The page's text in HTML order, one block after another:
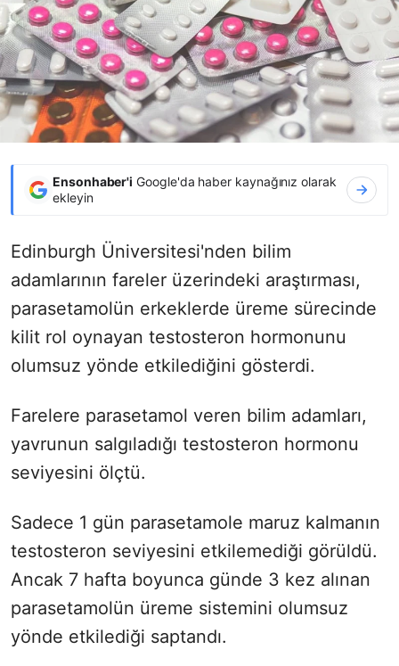
Ensonhaber'i Google'da haber kaynağınız olarak
ekleyin
Edinburgh Üniversitesi'nden bilim
adamlarının fareler üzerindeki araştırması,
parasetamolün erkeklerde üreme sürecinde
kilit rol oynayan testosteron hormonunu
olumsuz yönde etkilediğini gösterdi.
Farelere parasetamol veren bilim adamları,
yavrunun salgıladığı testosteron hormonu
seviyesini ölçtü.
Sadece 1 gün parasetamole maruz kalmanın
testosteron seviyesini etkilemediği görüldü.
Ancak 7 hafta boyunca günde 3 kez alınan
parasetamolün üreme sistemini olumsuz
yönde etkilediği saptandı.